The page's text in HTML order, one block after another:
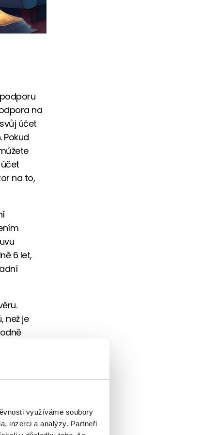
využíváme soubory
inzerci a analýzy. Partneři
na
účet
Pokud
na to,
6 let,
než je